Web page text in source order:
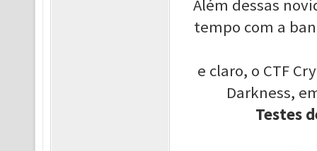
Além dessas
tempo com a
e claro, o CTF
Darkness,
Testes